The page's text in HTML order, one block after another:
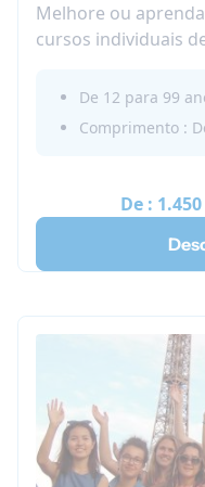
Melhore ou
cursos individuais
com a Nacel! Faça
casa do seu
pode descobrir a
De 12 para 99
Comprimento :
De :